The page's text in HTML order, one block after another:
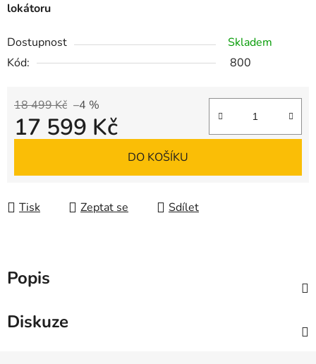
lokátoru
Dostupnost
Skladem
Kód:
800
18 499 Kč –4 %
17 599 Kč
DO KOŠÍKU
Tisk Zeptat se Sdílet
Popis
Diskuze